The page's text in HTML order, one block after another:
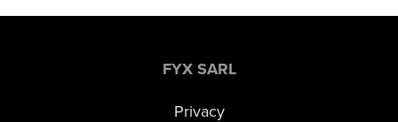
FYX SARL
Privacy